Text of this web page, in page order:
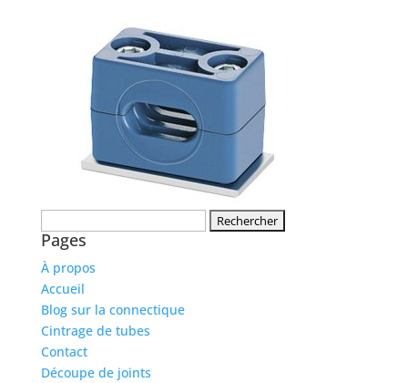
Pages
À propos
Accueil
Blog sur la connectique
Cintrage de tubes
Contact
Découpe de joints